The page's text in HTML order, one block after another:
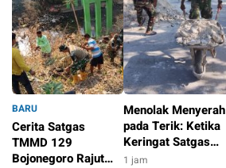
BARU
Cerita Satgas
TMMD 129
Bojonegoro Rajut
Menolak Menyerah
pada Terik: Ketika
Keringat Satgas
TMMD 129
1 jam